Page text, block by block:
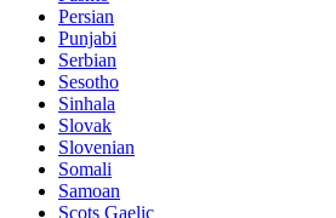
Persian
Punjabi
Serbian
Sesotho
Sinhala
Slovak
Slovenian
Somali
Samoan
Scots Gaelic